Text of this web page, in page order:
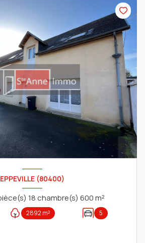
EPPEVILLE (80400)
Maison 23 pièce(s) 18 chambre(s) 600 m²
2892 m² 5